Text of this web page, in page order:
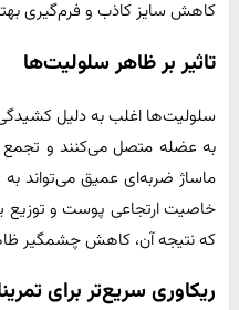
کاهش سایز کاذب و فرم‌گیری
تاثیر بر ظاهر سلولیت‌ها
سلولیت‌ها اغلب به دلیل
به عضله متصل می‌کنند و
ماساژ ضربه‌ای عمیق می‌تواند
خاصیت ارتجاعی پوست و توزیع
که نتیجه آن، کاهش چشمگیر
ریکاوری سریع‌تر برای